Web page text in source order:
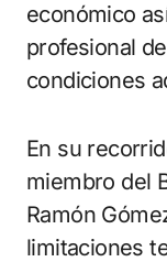
económico
profesional
condiciones
En su
miembro del
Ramón
limitaciones